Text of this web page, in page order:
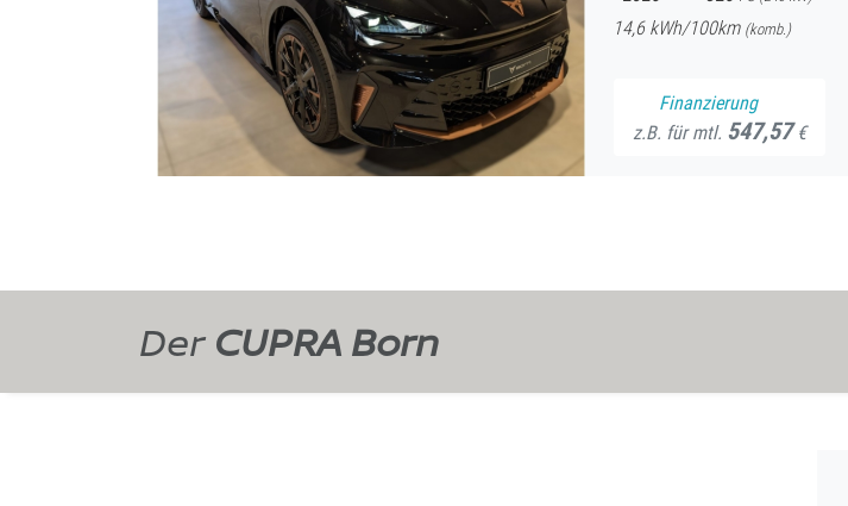
14,6 kWh/100km (komb.)
Finanzierung
z.B. für mtl. 547,57€
Der CUPRA Born